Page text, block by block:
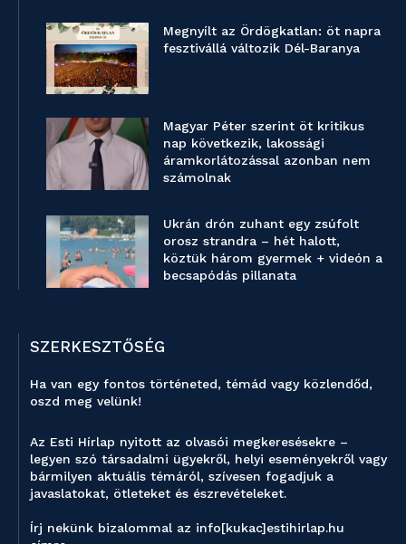
Megnyílt az Ördögkatlan: öt napra
fesztivállá változik Dél-Baranya
Magyar Péter szerint öt kritikus
nap következik, lakossági
áramkorlátozással azonban nem
számolnak
Ukrán drón zuhant egy zsúfolt
orosz strandra – hét halott,
köztük három gyermek + videón a
becsapódás pillanata
SZERKESZTŐSÉG
Ha van egy fontos történeted, témád vagy közlendőd,
oszd meg velünk!
Az Esti Hírlap nyitott az olvasói megkeresésekre –
legyen szó társadalmi ügyekről, helyi eseményekről vagy
bármilyen aktuális témáról, szívesen fogadjuk a
javaslatokat, ötleteket és észrevételeket.
Írj nekünk bizalommal az info[kukac]estihirlap.hu